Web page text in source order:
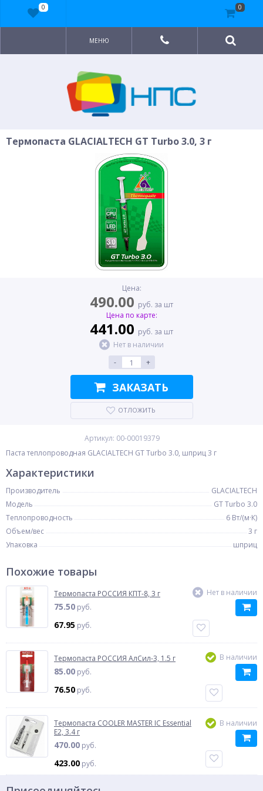
МЕНЮ
Термопаста GLACIALTECH GT Turbo 3.0, 3 г
Цена:
490.00 руб. за шт
Цена по карте:
441.00 руб. за шт
Нет в наличии
-
+
ЗАКАЗАТЬ
ОТЛОЖИТЬ
Артикул: 00-00019379
Паста теплопроводная GLACIALTECH GT Turbo 3.0, шприц 3 г
Характеристики
Производитель
GLACIALTECH
Модель
GT Turbo 3.0
Теплопроводность
6 Вт/(м·К)
Объем/вес
3 г
Упаковка
шприц
Похожие товары
Термопаста РОССИЯ КПТ-8, 3 г
75.50 руб.
67.95 руб.
Нет в наличии
Термопаста РОССИЯ АлСил-3, 1.5 г
85.00 руб.
76.50 руб.
В наличии
Термопаста COOLER MASTER IC Essential
E2, 3.4 г
470.00 руб.
423.00 руб.
В наличии
0 0